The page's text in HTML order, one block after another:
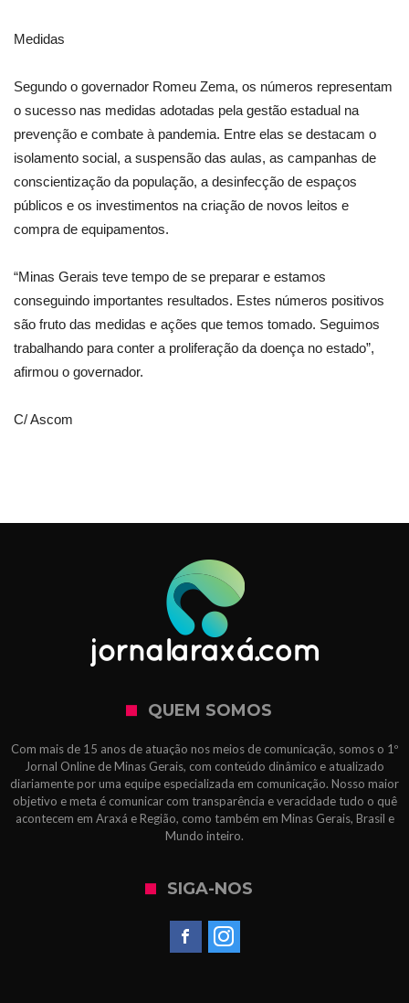
Medidas
Segundo o governador Romeu Zema, os números representam
o sucesso nas medidas adotadas pela gestão estadual na
prevenção e combate à pandemia. Entre elas se destacam o
isolamento social, a suspensão das aulas, as campanhas de
conscientização da população, a desinfecção de espaços
públicos e os investimentos na criação de novos leitos e
compra de equipamentos.
“Minas Gerais teve tempo de se preparar e estamos
conseguindo importantes resultados. Estes números positivos
são fruto das medidas e ações que temos tomado. Seguimos
trabalhando para conter a proliferação da doença no estado”,
afirmou o governador.
C/ Ascom
QUEM SOMOS
Com mais de 15 anos de atuação nos meios de comunicação, somos o 1º
Jornal Online de Minas Gerais, com conteúdo dinâmico e atualizado
diariamente por uma equipe especializada em comunicação. Nosso maior
objetivo e meta é comunicar com transparência e veracidade tudo o quê
acontecem em Araxá e Região, como também em Minas Gerais, Brasil e
Mundo inteiro.
SIGA-NOS